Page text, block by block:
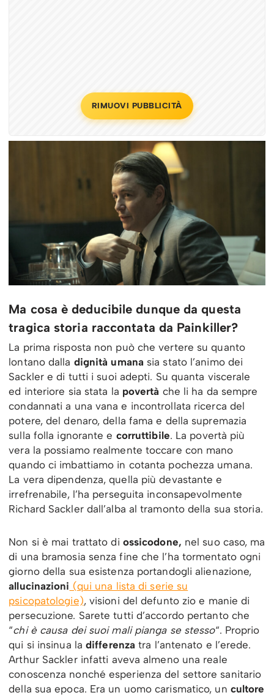
RIMUOVI PUBBLICITÀ
Ma cosa è deducibile dunque da questa
tragica storia raccontata da Painkiller?
La prima risposta non può che vertere su quanto
lontano dalla dignità umana sia stato l’animo dei
Sackler e di tutti i suoi adepti. Su quanta viscerale
ed interiore sia stata la povertà che li ha da sempre
condannati a una vana e incontrollata ricerca del
potere, del denaro, della fama e della supremazia
sulla folla ignorante e corruttibile. La povertà più
vera la possiamo realmente toccare con mano
quando ci imbattiamo in cotanta pochezza umana.
La vera dipendenza, quella più devastante e
irrefrenabile, l’ha perseguita inconsapevolmente
Richard Sackler dall’alba al tramonto della sua storia.
Non si è mai trattato di ossicodone, nel suo caso, ma
di una bramosia senza fine che l’ha tormentato ogni
giorno della sua esistenza portandogli alienazione,
allucinazioni (qui una lista di serie su
psicopatologie), visioni del defunto zio e manie di
persecuzione. Sarete tutti d’accordo pertanto che
“chi è causa dei suoi mali pianga se stesso“. Proprio
qui si insinua ladifferenza tra l’antenato e l’erede.
Arthur Sackler infatti aveva almeno una reale
conoscenza nonché esperienza del settore sanitario
della sua epoca. Era un uomo carismatico, un cultore